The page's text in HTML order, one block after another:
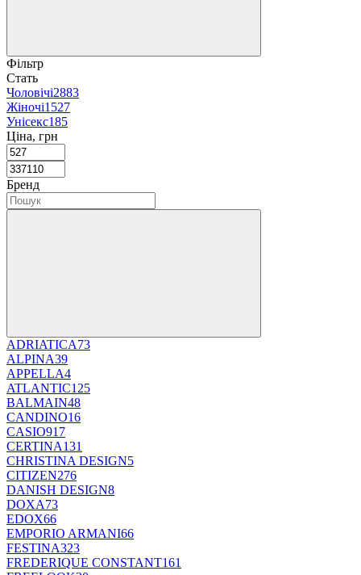
Фільтр
Стать
Чоловічі2883
Жіночі1527
Унісекс185
Ціна, грн
Бренд
ADRIATICA73
ALPINA39
APPELLA4
ATLANTIC125
BALMAIN48
CANDINO16
CASIO917
CERTINA131
CHRISTINA DESIGN5
CITIZEN276
DANISH DESIGN8
DOXA73
EDOX66
EMPORIO ARMANI66
FESTINA323
FREDERIQUE CONSTANT161